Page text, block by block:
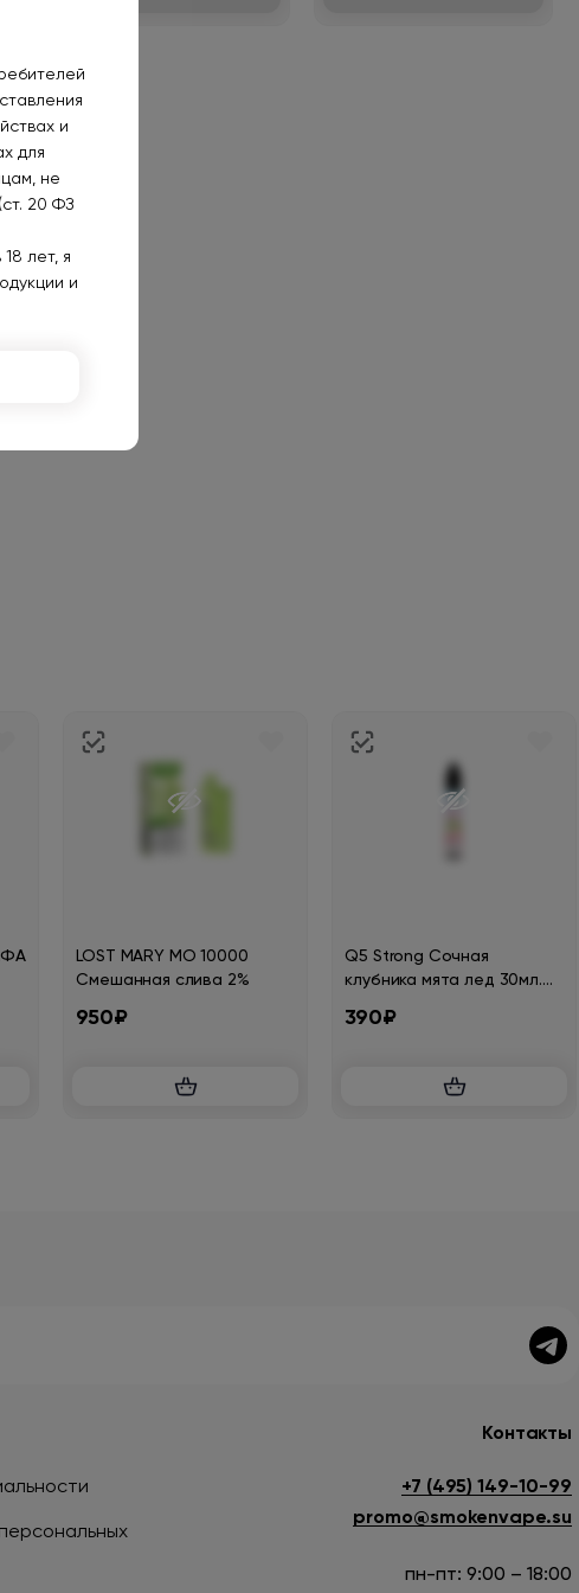
LOST MARY MO 10000
Смешанная слива 2%
950₽
Q5 Strong Сочная
клубника мята лед 30мл.
390₽
Контакты
+7 (495) 149-10-99
promo@smokenvape.su
пн-пт: 9:00 – 18:00
и
для
не
20 ФЗ
лет, я
и